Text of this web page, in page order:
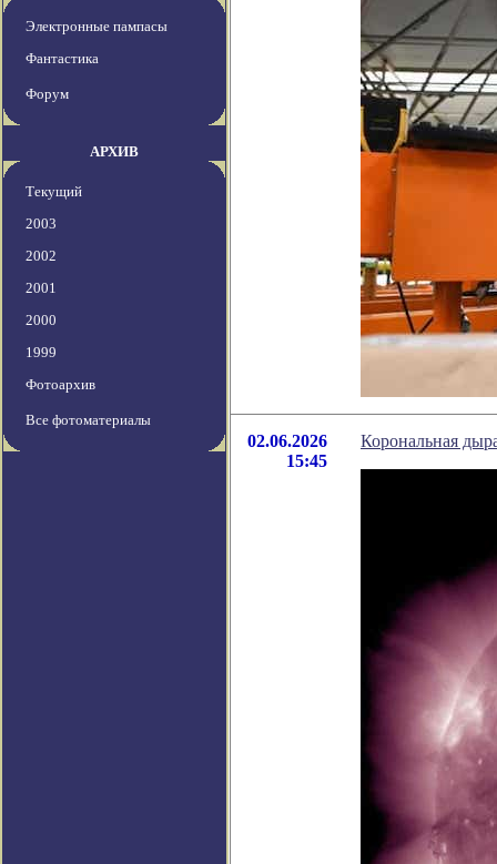
Электронные пампасы
Фантастика
Форум
АРХИВ
Текущий
2003
2002
2001
2000
1999
Фотоархив
Все фотоматериалы
02.06.2026
15:45
Корональная